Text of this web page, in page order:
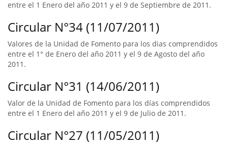
entre el 1 Enero del año 2011 y el 9 de Septiembre de 2011.
Circular N°34 (11/07/2011)
Valores de la Unidad de Fomento para los dias comprendidos
entre el 1° de Enero del año 2011 y el 9 de Agosto del año
2011.
Circular N°31 (14/06/2011)
Valor de la Unidad de Fomento para los días comprendidos
entre el 1 Enero del año 2011 y el 9 de Julio de 2011.
Circular N°27 (11/05/2011)